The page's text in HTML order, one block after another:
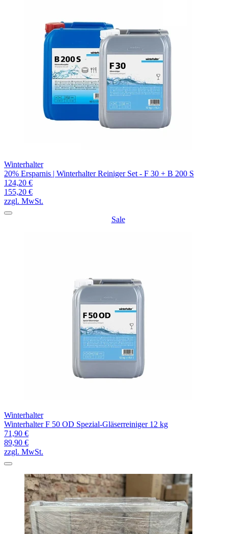
Winterhalter
20% Ersparnis | Winterhalter Reiniger Set - F 30 + B 200 S
124,20 €
155,20 €
zzgl. MwSt.
Sale
Winterhalter
Winterhalter F 50 OD Spezial-Gläserreiniger 12 kg
71,90 €
89,90 €
zzgl. MwSt.